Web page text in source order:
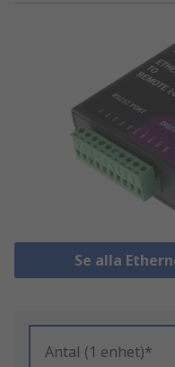
Se alla
Antal (1 enhet)*